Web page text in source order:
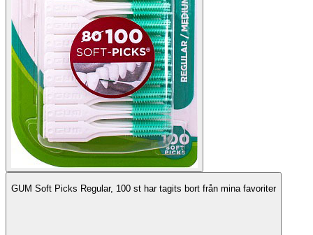
GUM Soft Picks Regular, 100 st har tagits bort från mina favoriter